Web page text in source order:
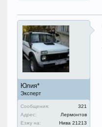
Юлия*
Эксперт
Сообщения:
321
Адрес:
Лермонтов
Езжу на:
Нива 21213